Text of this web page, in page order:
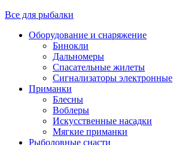
Все для рыбалки
Оборудование и снаряжение
Бинокли
Дальномеры
Спасательные жилеты
Сигнализаторы электронные
Приманки
Блесны
Воблеры
Искусственные насадки
Мягкие приманки
Рыболовные снасти